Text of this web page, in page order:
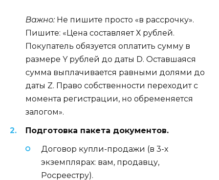
Важно:Не пишите просто «в рассрочку».
Пишите: «Цена составляет Х рублей.
Покупатель обязуется оплатить сумму в
размере Y рублей до даты D. Оставшаяся
сумма выплачивается равными долями до
даты Z. Право собственности переходит с
момента регистрации, но обременяется
залогом».
Подготовка пакета документов.
Договор купли-продажи (в 3-х
экземплярах: вам, продавцу,
Росреестру).